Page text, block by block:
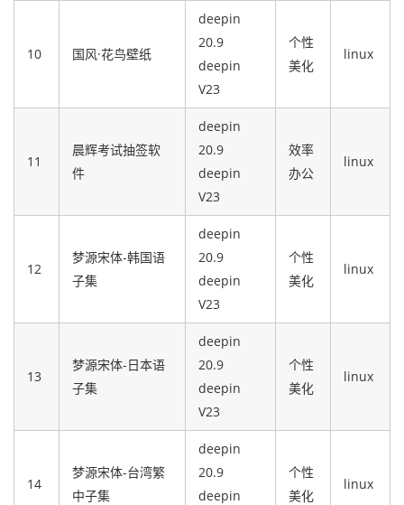
10 国风·花鸟壁纸
deepin
20.9
deepin
V23
个性
美化
linux
11
晨辉考试抽签软
件
deepin
20.9
deepin
V23
效率
办公
linux
12
梦源宋体-韩国语
子集
deepin
20.9
deepin
V23
个性
美化
linux
13
梦源宋体-日本语
子集
deepin
20.9
deepin
V23
个性
美化
linux
14
梦源宋体-台湾繁
中子集
deepin
20.9
deepin
个性
美化
linux